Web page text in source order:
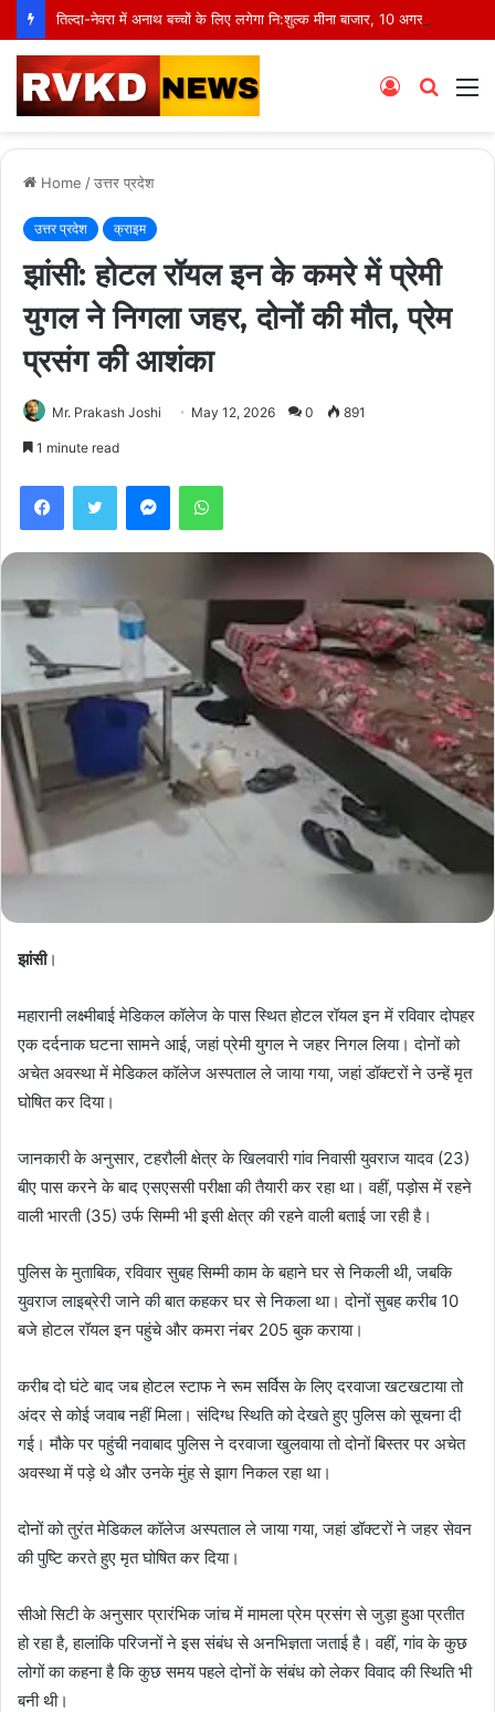
Search
Log
Home /उत्तर प्रदेश
उत्तर प्रदेश क्राइम
झांसी: होटल रॉयल इन के कमरे में प्रेमी
युगल ने निगला जहर, दोनों की मौत, प्रेम
प्रसंग की आशंका
Mr. Prakash Joshi May 12, 2026 0 891
1 minute read
FacebookTwitter MessengerWhatsApp
झांसी।
महारानी लक्ष्मीबाई मेडिकल कॉलेज के पास स्थित होटल रॉयल इन में रविवार दोपहर
एक दर्दनाक घटना सामने आई, जहां प्रेमी युगल ने जहर निगल लिया। दोनों को
अचेत अवस्था में मेडिकल कॉलेज अस्पताल ले जाया गया, जहां डॉक्टरों ने उन्हें मृत
घोषित कर दिया।
जानकारी के अनुसार, टहरौली क्षेत्र के खिलवारी गांव निवासी युवराज यादव (23)
बीए पास करने के बाद एसएससी परीक्षा की तैयारी कर रहा था। वहीं, पड़ोस में रहने
वाली भारती (35) उर्फ सिम्मी भी इसी क्षेत्र की रहने वाली बताई जा रही है।
पुलिस के मुताबिक, रविवार सुबह सिम्मी काम के बहाने घर से निकली थी, जबकि
युवराज लाइब्रेरी जाने की बात कहकर घर से निकला था। दोनों सुबह करीब 10
बजे होटल रॉयल इन पहुंचे और कमरा नंबर 205 बुक कराया।
करीब दो घंटे बाद जब होटल स्टाफ ने रूम सर्विस के लिए दरवाजा खटखटाया तो
अंदर से कोई जवाब नहीं मिला। संदिग्ध स्थिति को देखते हुए पुलिस को सूचना दी
गई। मौके पर पहुंची नवाबाद पुलिस ने दरवाजा खुलवाया तो दोनों बिस्तर पर अचेत
अवस्था में पड़े थे और उनके मुंह से झाग निकल रहा था।
दोनों को तुरंत मेडिकल कॉलेज अस्पताल ले जाया गया, जहां डॉक्टरों ने जहर सेवन
की पुष्टि करते हुए मृत घोषित कर दिया।
सीओ सिटी के अनुसार प्रारंभिक जांच में मामला प्रेम प्रसंग से जुड़ा हुआ प्रतीत
हो रहा है, हालांकि परिजनों ने इस संबंध से अनभिज्ञता जताई है। वहीं, गांव के कुछ
लोगों का कहना है कि कुछ समय पहले दोनों के संबंध को लेकर विवाद की स्थिति भी
बनी थी।